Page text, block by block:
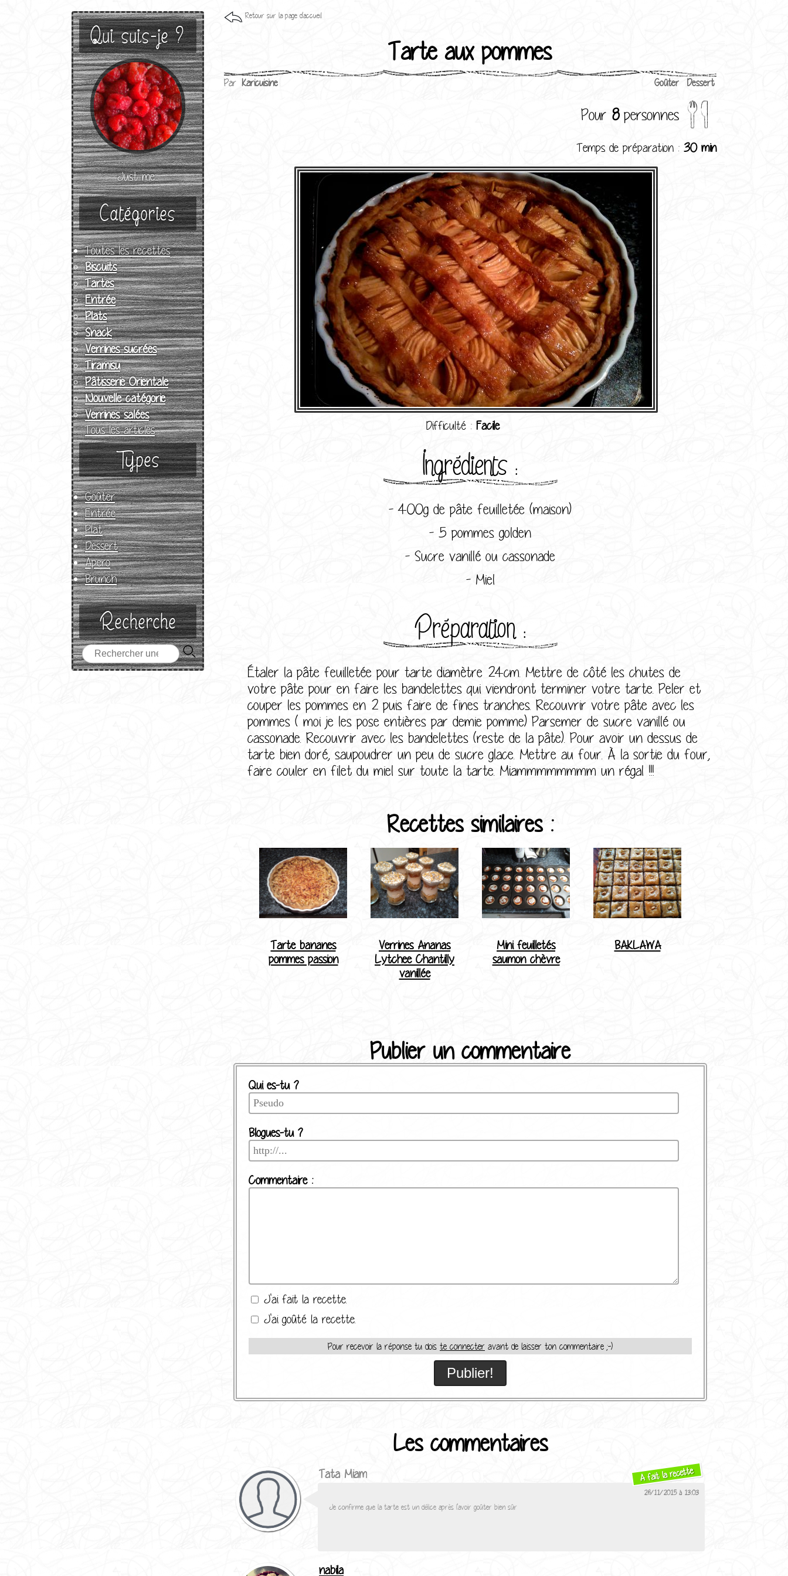
Qui suis-je ?
Just me...
Catégories
Toutes les recettes
Biscuits
Tartes
Entrée
Plats
Snack
Verrines sucrées
Tiramisu
Pâtisserie Orientale
Nouvelle catégorie
Verrines salées
Tous les articles
Types
Goûter
Entrée
Plat
Dessert
Apero
Brunch
Recherche
Retour sur la page d'accueil
Tarte aux pommes
Par Karicuisine Goûter Dessert
Pour 8personnes
Temps de préparation : 30 min
Difficulté : Facile
Ingrédients :
- 400g de pâte feuilletée (maison)
- 5 pommes golden
- Sucre vanillé ou cassonade
- Miel
Préparation :
Étaler la pâte feuilletée pour tarte diamètre 24cm. Mettre de côté les chutes de
votre pâte pour en faire les bandelettes qui viendront terminer votre tarte. Peler et
couper les pommes en 2 puis faire de fines tranches. Recouvrir votre pâte avec les
pommes ( moi je les pose entières par demie pomme) Parsemer de sucre vanillé ou
cassonade. Recouvrir avec les bandelettes (reste de la pâte). Pour avoir un dessus de
tarte bien doré, saupoudrer un peu de sucre glace. Mettre au four. À la sortie du four,
faire couler en filet du miel sur toute la tarte. Miammmmmmmm un régal !!!
Recettes similaires :
Tarte bananes
pommes passion
Verrines Ananas
Lytchee Chantilly
vanillée
Mini feuilletés
saumon chèvre
BAKLAWA
Publier un commentaire
Qui es-tu ?
Blogues-tu ?
Commentaire :
J'ai fait la recette.
J'ai goûté la recette.
Pour recevoir la réponse tu dois te connecter avant de laisser ton commentaire ;-)
Les commentaires
Tata Miam A fait la recette
26/11/2015 à 13:03
Je confirme que la tarte est un délice après l'avoir goûter bien sûr
nabila